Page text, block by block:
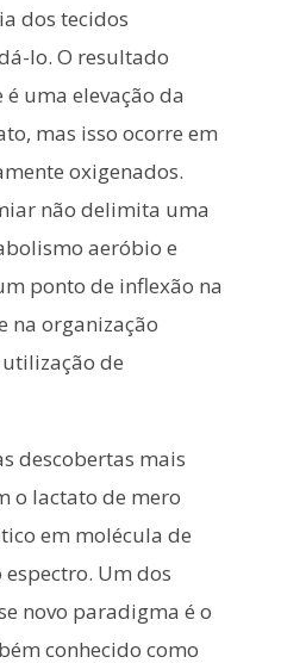
dos tecidos
lo. O resultado
uma elevação da
mas isso ocorre em
oxigenados.
não delimita uma
aeróbio e
ponto de inflexão na
na organização
de
descobertas mais
o lactato de mero
em molécula de
Um dos
novo paradigma é o
conhecido como